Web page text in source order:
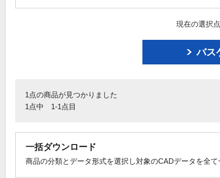
現在の選択
バス
1点の商品が見つかりました
1点中 1-1点目
一括ダウンロード
商品の分類とデータ形式を選択し対象のCADデータを全